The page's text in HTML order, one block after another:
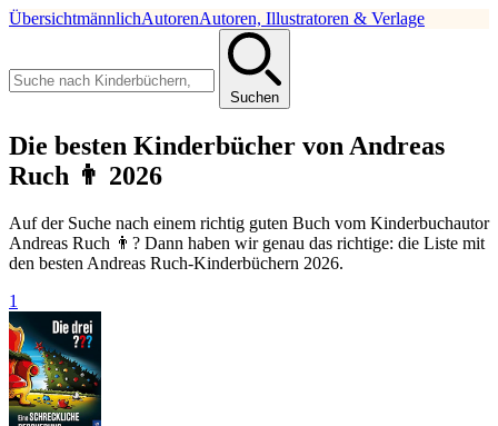
ÜbersichtmännlichAutorenAutoren, Illustratoren & Verlage
Suchen
Die besten Kinderbücher von Andreas
Ruch 👨 2026
Auf der Suche nach einem richtig guten Buch vom Kinderbuchautor
Andreas Ruch 👨? Dann haben wir genau das richtige: die Liste mit
den besten Andreas Ruch-Kinderbüchern 2026.
1